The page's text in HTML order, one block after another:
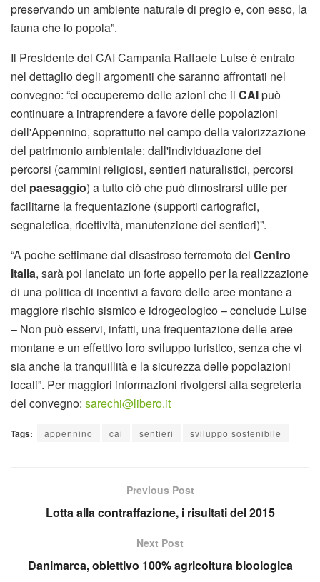
preservando un ambiente naturale di pregio e, con esso, la
fauna che lo popola”.
Il Presidente del CAI Campania Raffaele Luise è entrato
nel dettaglio degli argomenti che saranno affrontati nel
convegno: “ci occuperemo delle azioni che il CAIpuò
continuare a intraprendere a favore delle popolazioni
dell'Appennino, soprattutto nel campo della valorizzazione
del patrimonio ambientale: dall'individuazione dei
percorsi (cammini religiosi, sentieri naturalistici, percorsi
del paesaggio) a tutto ciò che può dimostrarsi utile per
facilitarne la frequentazione (supporti cartografici,
segnaletica, ricettività, manutenzione dei sentieri)”.
“A poche settimane dal disastroso terremoto del Centro
Italia, sarà poi lanciato un forte appello per la realizzazione
di una politica di incentivi a favore delle aree montane a
maggiore rischio sismico e idrogeologico – conclude Luise
– Non può esservi, infatti, una frequentazione delle aree
montane e un effettivo loro sviluppo turistico, senza che vi
sia anche la tranquillità e la sicurezza delle popolazioni
locali”. Per maggiori informazioni rivolgersi alla segreteria
del convegno: sarechi@libero.it
Tags: appennino cai sentieri sviluppo sostenibile
Previous Post
Lotta alla contraffazione, i risultati del 2015
Next Post
Danimarca, obiettivo 100% agricoltura bioologica